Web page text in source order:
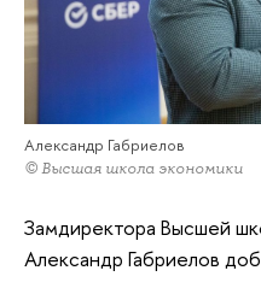
Александр Габриелов
© Высшая школа экономики
Замдиректора Высшей
Александр Габриелов